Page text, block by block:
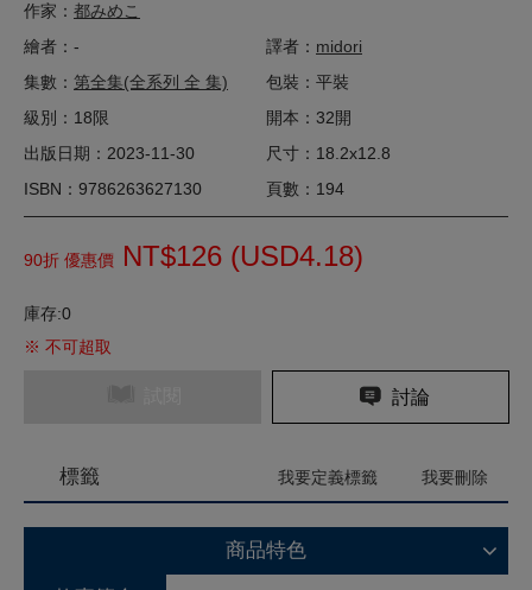
作家： 都みめこ
繪者：-
譯者： midori
集數： 第全集(全系列 全 集)
包裝：平裝
級別：18限
開本：32開
出版日期：2023-11-30
尺寸：18.2x12.8
ISBN：9786263627130
頁數：194
90折 優惠價 NT$126 (USD4.18)
庫存:0
※ 不可超取
討論
標籤 我要定義標籤 我要刪除
商品特色